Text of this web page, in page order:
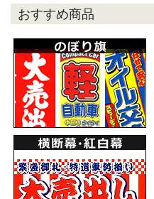
おすすめ商品